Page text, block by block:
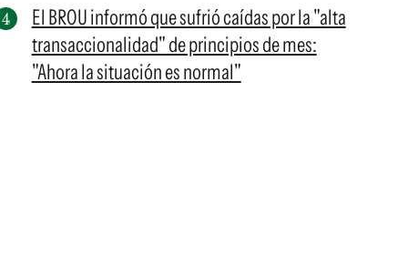
El BROU informó que sufrió caídas por la "alta
transaccionalidad" de principios de mes:
"Ahora la situación es normal"